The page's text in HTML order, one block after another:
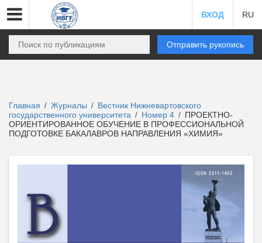
ВХОД RU
Отправить рукопись
Главная / Журналы / Вестник Нижневартовского
государственного университета / Номер 4 / ПРОЕКТНО-
ОРИЕНТИРОВАННОЕ ОБУЧЕНИЕ В ПРОФЕССИОНАЛЬНОЙ
ПОДГОТОВКЕ БАКАЛАВРОВ НАПРАВЛЕНИЯ «ХИМИЯ»